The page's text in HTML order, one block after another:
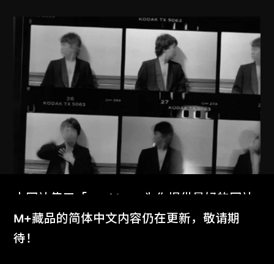
艾未未
本网站使用「Cookies」为你提供最好的网站
体验。
了解更多
M+藏品的简体中文内容仍在更新，敬请期
待！